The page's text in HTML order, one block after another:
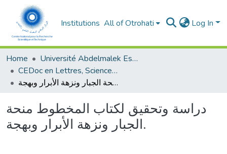
Institutions All of Otrohati Log In
Home
Université Abdelmalek Essaâdi - Tétouan
CEDoc en Lettres, Sciences Humaines, Doctrine, Arts et Sciences de l’Education (CED - LSHDASE)
دراسة وتحقيق لكتاب المخطوط منحة الجبار ونزهة الأبرار وبهجة.
دراسة وتحقيق لكتاب المخطوط منحة
الجبار ونزهة الأبرار وبهجة.